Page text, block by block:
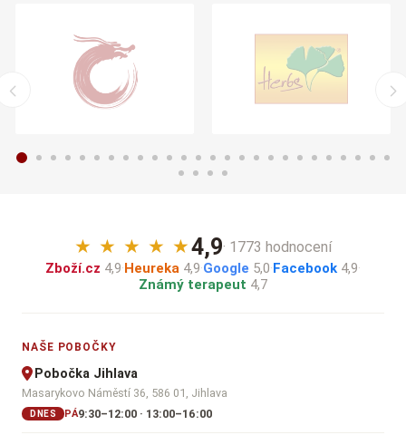
★ ★ ★ ★ ★4,9· 1773 hodnocení
Zboží.cz 4,9·Heureka 4,9·Google 5,0·Facebook 4,9·
Známý terapeut 4,7
NAŠE POBOČKY
Pobočka Jihlava
Masarykovo Náměstí 36, 586 01, Jihlava
DNES PÁ9:30–12:00 · 13:00–16:00